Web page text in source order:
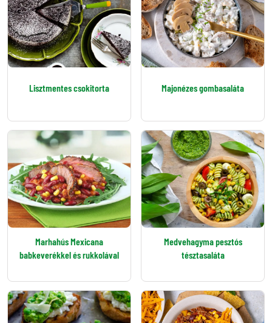
Lisztmentes csokitorta Majonézes gombasaláta
Marhahús Mexicana
babkeverékkel és rukkolával
Medvehagyma pesztós
tésztasaláta